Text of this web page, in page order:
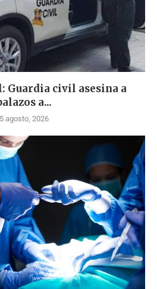
civil asesina a
a...
5 agosto, 2026